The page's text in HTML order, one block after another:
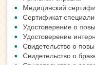
Медицинский
Сертификат
Удостоверение о
Удостоверение
Свидетельство о
Свидетельство о